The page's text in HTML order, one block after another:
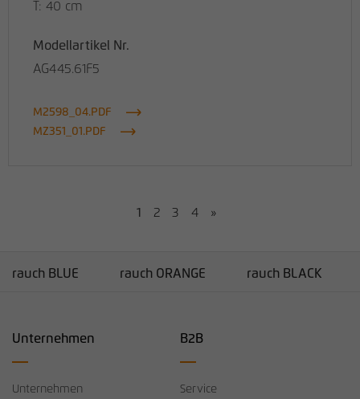
T: 40 cm
Modellartikel Nr.
AG445.61F5
M2598_04.PDF
MZ351_01.PDF
1 2 3 4 »
rauch BLUE rauch ORANGE rauch BLACK
Unternehmen
Unternehmen
B2B
Service